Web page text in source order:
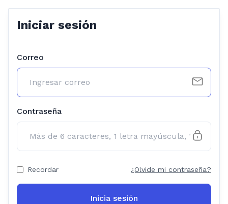
Iniciar sesión
Correo
Contraseña
Recordar ¿Olvide mi contraseña?